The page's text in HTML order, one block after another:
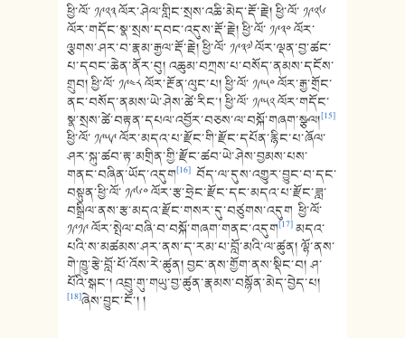
ཕྱི་ལོ་ ༡༩༢༣ ལོར་ཤེལ་གླིང་སྲས་འཆི་མེད་རྡོ་རྗེ། ཕྱི་ལོ་ ༡༩༢༦
ལོར་གདོང་སྣ་སྲས་དབང་འདུས་རྡོ་རྗེ། ཕྱི་ལོ་ ༡༩༣༠ ལོར་
ལྕགས་ཤར་བ་རྣམ་རྒྱལ་རྡོ་རྗེ། ཕྱི་ལོ་ ༡༩༣༧ ལོར་ལྡན་བྱ་ཚང་
པ་དབང་ཆེན་ནོར་བུ། འཆུམ་བཀྲས་པ་བསོད་ནམས་དངོས་
གྲུབ། ཕྱི་ལོ་ ༡༩༤༨ ལོར་རྔོན་ལུང་པ། ཕྱི་ལོ་ ༡༩༥༠ ལོར་རྒྱ་གྲོང་
ནང་བསོད་ནམས་ཡེ་ཤེས་ཚེ་རིང་། ཕྱི་ལོ་ ༡༩༥༢ ལོར་གདོང་
སྣ་སྲས་ཚེ་བརྟན་དཔལ་འབྱོར་བཅས་ལ་བསྐོ་གཞག་སྩལ།[15]
ཕྱི་ལོ་ ༡༩༥༩ ལོར་མདའ་པ་རྫོང་གི་རྫོང་དཔོན་རྙིང་པ་ཞོལ་
ཤར་སྐུ་ཚབ་རྟ་མགྲིན་གྱི་རྫོང་ཚབ་ཡེ་ཤེས་བྱམས་པས་
གནང་བཞིན་ཡོད་འདུག[16] བོད་ལ་དུས་འགྱུར་བྱུང་བ་དང་
བསྟུན་ཕྱི་ལོ་ ༡༩༦༠ ལོར་རྩ་ཧྲེང་རྫོང་དང་མདའ་པ་རྫོང་ཟླ་
བསྒྲིལ་ནས་རྩ་མདའ་རྫོང་གསར་དུ་བཙུགས་འདུག ཕྱི་ལོ་
༡༩༡༩ ལོར་སྤེལ་བཞི་བ་བསྐོ་གཞག་གནང་འདུག[17]མདའ་
པའི་ས་མཚམས་ཤར་ནས་ད་རམ་པ་བློ་མའི་ལ་ཚུན། ལྷོ་ནས་
གེ་ཁྱུ་རྩེ་བློ་པོ་འོས་རེ་ཚུན། བྱང་ནས་གྱོག་ནས་སྡིང་བ། ཤ་
པོའི་སྒང་། འབྲུ་གུ་གཡུ་བྱ་ཚུན་རྣམས་བསྙོན་མེད་བྱེད་པ།
[18]ཞེས་བྱུང་ངོ་། །